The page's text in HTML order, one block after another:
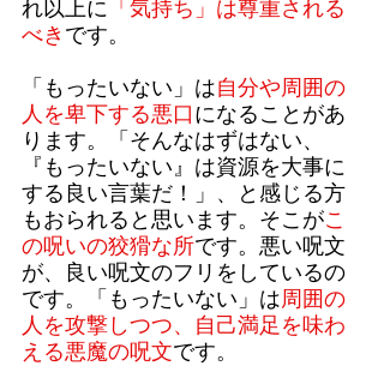
れ以上に 「気持ち」は尊重される
べき です。
「もったいない」は自分や周囲の
人を卑下する悪口になることがあ
ります。「そんなはずはない、
『もったいない』は資源を大事に
する良い言葉だ！」、と感じる方
もおられると思います。そこがこ
の呪いの狡猾な所です。悪い呪文
が、良い呪文のフリをしているの
です。「もったいない」は周囲の
人を攻撃しつつ、自己満足を味わ
える悪魔の呪文です。